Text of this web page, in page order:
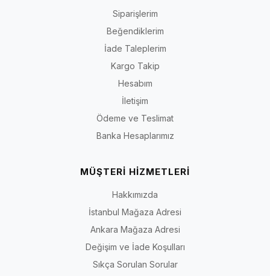
Siparişlerim
Beğendiklerim
İade Taleplerim
Kargo Takip
Hesabım
İletişim
Ödeme ve Teslimat
Banka Hesaplarımız
MÜŞTERİ HİZMETLERİ
Hakkımızda
İstanbul Mağaza Adresi
Ankara Mağaza Adresi
Değişim ve İade Koşulları
Sıkça Sorulan Sorular